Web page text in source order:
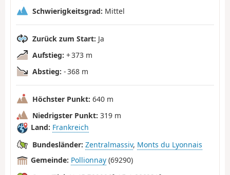
Schwierigkeitsgrad: Mittel
Zurück zum Start: Ja
Aufstieg: + 373 m
Abstieg: - 368 m
Höchster Punkt: 640 m
Niedrigster Punkt: 319 m
Land: Frankreich
Bundesländer: Zentralmassiv, Monts du Lyonnais
Gemeinde: Pollionnay (69290)